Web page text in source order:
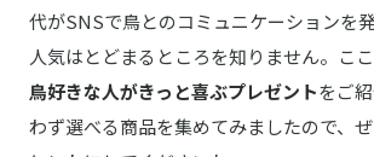
代がSNSで鳥とのコミュニケーションを
人気はとどまるところを知りません。こ
鳥好きな人がきっと喜ぶプレゼントをご
わず選べる商品を集めてみましたので、